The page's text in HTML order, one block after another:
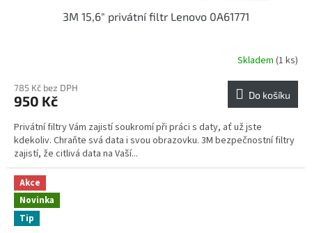
3M 15,6" privátní filtr Lenovo 0A61771
Skladem (1 ks)
785 Kč bez DPH
950 Kč Do košíku
Privátní filtry Vám zajistí soukromí při práci s daty, ať už jste
kdekoliv. Chraňte svá data i svou obrazovku. 3M bezpečnostní filtry
zajistí, že citlivá data na Vaší...
Akce
Novinka
Tip